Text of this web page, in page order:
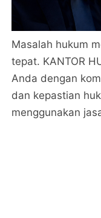
Masalah hukum
tepat. KANTOR
Anda dengan
dan kepastian
menggunakan